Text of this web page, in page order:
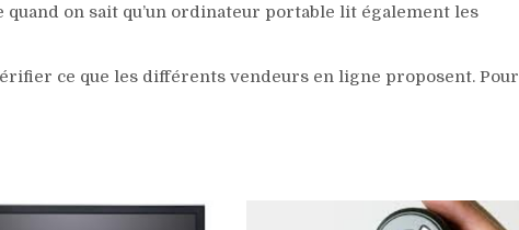
quand on sait qu’un ordinateur portable lit également les
ce que les différents vendeurs en ligne proposent. Pour